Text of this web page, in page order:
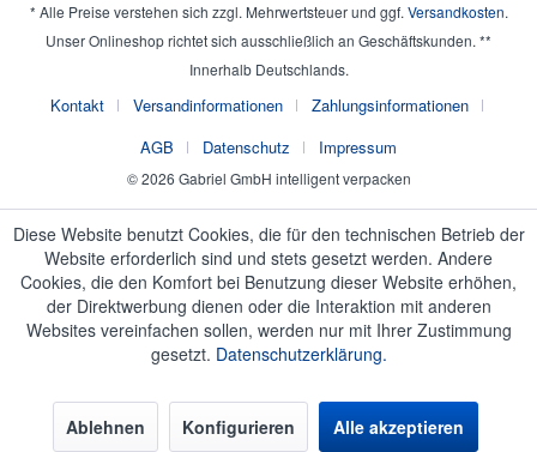
* Alle Preise verstehen sich zzgl. Mehrwertsteuer und ggf. Versandkosten.
Unser Onlineshop richtet sich ausschließlich an Geschäftskunden. **
Innerhalb Deutschlands.
Kontakt Versandinformationen
Zahlungsinformationen
AGB
Datenschutz Impressum
© 2026 Gabriel GmbH intelligent verpacken
Diese Website benutzt Cookies, die für den technischen Betrieb der
Website erforderlich sind und stets gesetzt werden. Andere
Cookies, die den Komfort bei Benutzung dieser Website erhöhen,
der Direktwerbung dienen oder die Interaktion mit anderen
Websites vereinfachen sollen, werden nur mit Ihrer Zustimmung
gesetzt. Datenschutzerklärung.
Ablehnen Konfigurieren Alle akzeptieren